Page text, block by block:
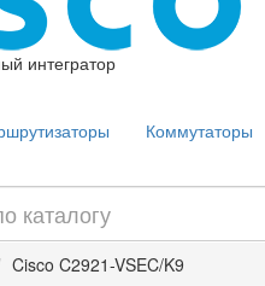
интегратор
Коммутаторы
Cisco C2921-VSEC/K9